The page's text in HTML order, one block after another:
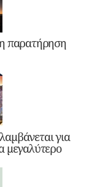
η παρατήρηση
για
μεγαλύτερο